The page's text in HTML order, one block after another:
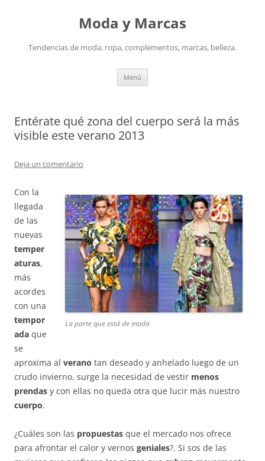
Moda y Marcas
Tendencias de moda, ropa, complementos, marcas, belleza.
Menú
Entérate qué zona del cuerpo será la más
visible este verano 2013
Deja un comentario
La parte que está de moda
Con la
llegada
de las
nuevas
temper
aturas,
más
acordes
con una
tempor
ada que
se
aproxima al verano tan deseado y anhelado luego de un
crudo invierno, surge la necesidad de vestir menos
prendas y con ellas no queda otra que lucir más nuestro
cuerpo.
¿Cuáles son las propuestas que el mercado nos ofrece
para afrontar el calor y vernos geniales?. Si sos de las